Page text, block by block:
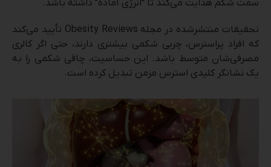
سمت شکم هدایت می‌کند تا “انرژی آماده” داشته باشد.
تحقیقات منتشرشده در مجله Obesity Reviews تأیید می‌کند
که افراد پراسترس، چربی شکمی بیشتری دارند، حتی اگر کالری
مصرفی‌شان متوسط باشد. این حساسیت، چاقی شکمی را به
یک نشانگر کلیدی استرس مزمن تبدیل کرده است.